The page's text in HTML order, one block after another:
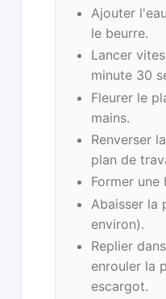
Ajouter
le beurre.
Lancer
minute 30
Fleurer le
mains.
Renverser
plan de
Former une
Abaisser la
environ).
Replier
enrouler la
escargot.